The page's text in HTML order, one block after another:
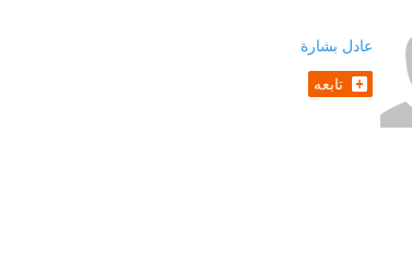
عادل بشارة
تابعه